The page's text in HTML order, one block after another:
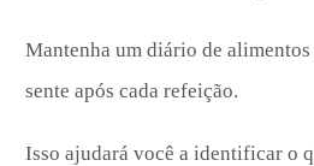
Mantenha um diário de alimentos
sente após cada refeição.
Isso ajudará você a identificar o